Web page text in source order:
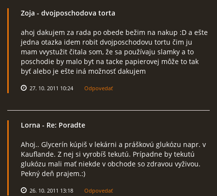
Zoja - dvojposchodova torta
ahoj dakujem za rada po obede bežim na nakup :D a ešte
jedna otazka idem robit dvojposchodovu tortu čim ju
mam vvystužit čitala som, že sa používaju slamky a to
poschodie by malo byt na tacke papierovej môže to tak
byť alebo je ešte iná možnosť dakujem
27. 10. 2011 10:24 Odpovedať
Lorna - Re: Poradte
Ahoj.. Glycerín kúpiš v lekárni a práškovú glukózu napr. v
Kauflande. Z nej si vyrobíš tekutú. Prípadne by tekutú
glukózu mali mať niekde v obchode so zdravou vyživou.
Pekný deň prajem.:)
26. 10. 2011 13:18 Odpovedať